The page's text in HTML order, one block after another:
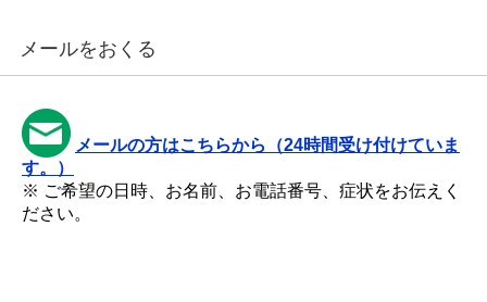
メールをおくる
メールの方はこちらから（24時間受け付けていま
す。）
※ ご希望の日時、お名前、お電話番号、症状をお伝えく
ださい。